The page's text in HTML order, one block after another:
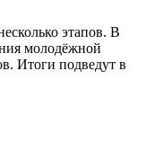
этапов. В
молодёжной
Итоги подведут в